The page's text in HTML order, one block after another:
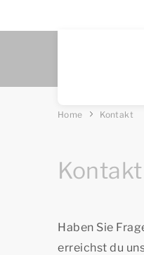
Home Kontakt
Kontakt
Haben Sie
erreichst du